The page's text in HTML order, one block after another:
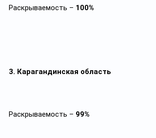
Раскрываемость – 100%
3. Карагандинская область
Раскрываемость – 99%